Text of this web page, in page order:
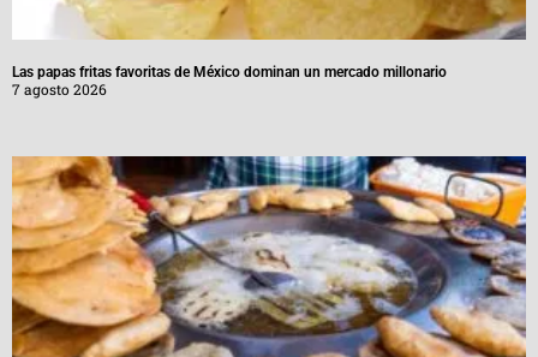
Las papas fritas favoritas de México dominan un mercado millonario
7 agosto 2026